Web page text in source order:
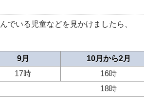
でいる児童などを見かけましたら、
9月 10月から2月
17時 16時
18時